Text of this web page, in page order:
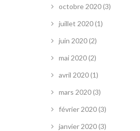
octobre 2020(3)
juillet 2020(1)
juin 2020(2)
mai 2020(2)
avril 2020(1)
mars 2020(3)
février 2020(3)
janvier 2020(3)